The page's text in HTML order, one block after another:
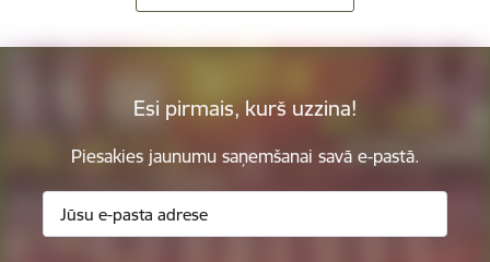
Esi pirmais, kurš uzzina!
Piesakies jaunumu saņemšanai savā e-pastā.